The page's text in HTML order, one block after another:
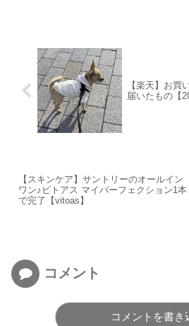
【楽天】お買
届いたもの【
【スキンケア】サントリーのオールイン
ワン♪ビトアス マイパーフェクション1本
で完了【vitoas】
コメント
コメントを書き